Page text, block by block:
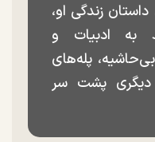
زندگی او،
به ادبیات و
پله‌های
پشت سر